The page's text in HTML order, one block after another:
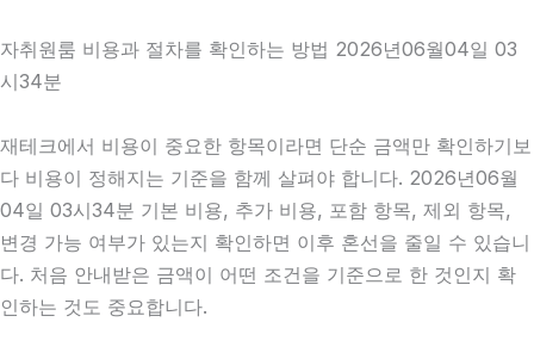
자취원룸 비용과 절차를 확인하는 방법 2026년06월04일 03
시34분
재테크에서 비용이 중요한 항목이라면 단순 금액만 확인하기보
다 비용이 정해지는 기준을 함께 살펴야 합니다. 2026년06월
04일 03시34분 기본 비용, 추가 비용, 포함 항목, 제외 항목,
변경 가능 여부가 있는지 확인하면 이후 혼선을 줄일 수 있습니
다. 처음 안내받은 금액이 어떤 조건을 기준으로 한 것인지 확
인하는 것도 중요합니다.